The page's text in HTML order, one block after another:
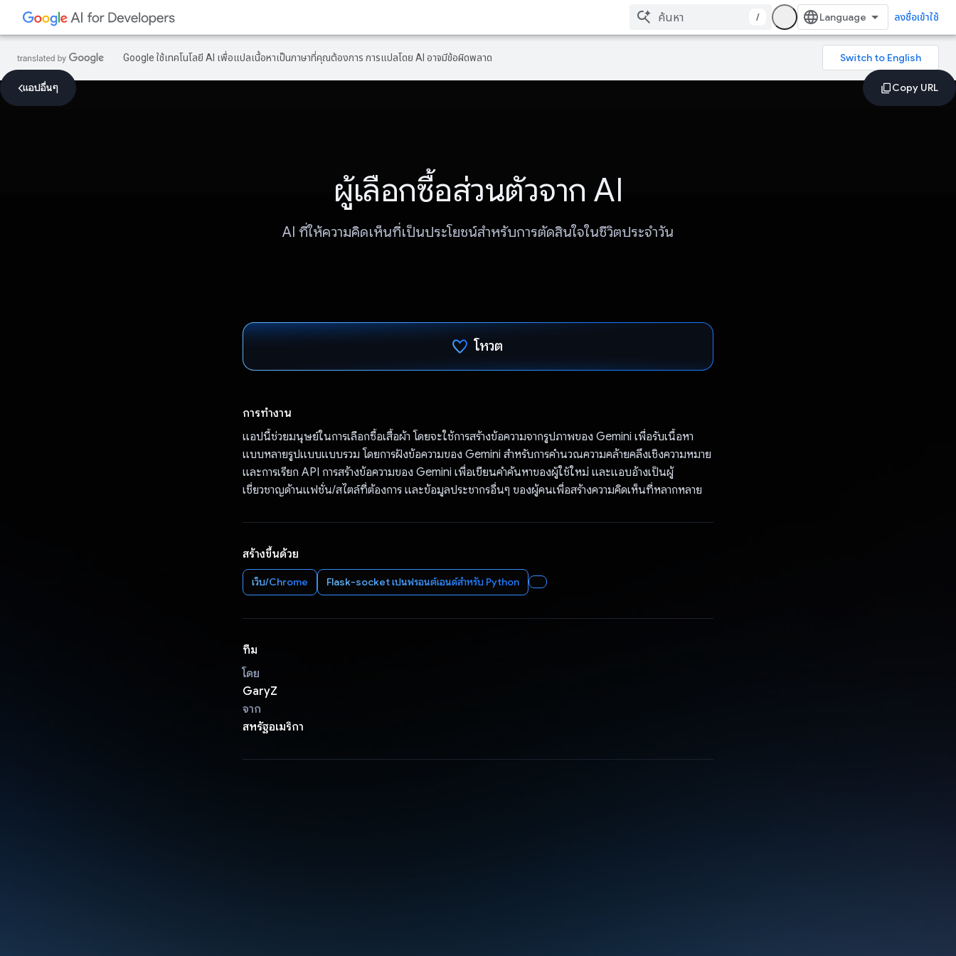
/ ลงชื่อเข้าใช้
Google ใช้เทคโนโลยี AI เพื่อแปลเนื้อหาเป็นภาษาที่คุณต้องการ การแปลโดย AI อาจมีข้อผิดพลาด
แอปอื่นๆ
ผู้เลือกซื้อส่วนตัวจาก AI
AI ที่ให้ความคิดเห็นที่เป็นประโยชน์สําหรับการตัดสินใจในชีวิตประจำวัน
โหวต
การทำงาน
แอปนี้ช่วยมนุษย์ในการเลือกซื้อเสื้อผ้า โดยจะใช้การสร้างข้อความจากรูปภาพของ Gemini เพื่อรับเนื้อหา
แบบหลายรูปแบบแบบรวม โดยการฝังข้อความของ Gemini สําหรับการคํานวณความคล้ายคลึงเชิงความหมาย
และการเรียก API การสร้างข้อความของ Gemini เพื่อเขียนคำค้นหาของผู้ใช้ใหม่ และแอบอ้างเป็นผู้
เชี่ยวชาญด้านแฟชั่น/สไตล์ที่ต้องการ และข้อมูลประชากรอื่นๆ ของผู้คนเพื่อสร้างความคิดเห็นที่หลากหลาย
สร้างขึ้นด้วย
เว็บ/Chrome Flask-socket เป็นฟรอนต์เอนด์สําหรับ Python
ทีม
โดย
GaryZ
จาก
สหรัฐอเมริกา